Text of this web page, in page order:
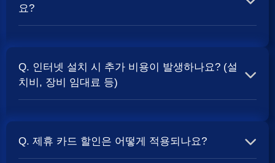
요?
보통 500Mbps 또는 1Gbps 인터넷을 TV와 결합하여 가입
할 때 현금 사은품 및 상품권 혜택이 더 크게 지급되는 경향
Q. 인터넷 설치 시 추가 비용이 발생하나요? (설
치비, 장비 임대료 등)
청구되는 경우가 많습니다. 다만, 인터넷 상품 및 프로모션
Q. 제휴 카드 할인은 어떻게 적용되나요?